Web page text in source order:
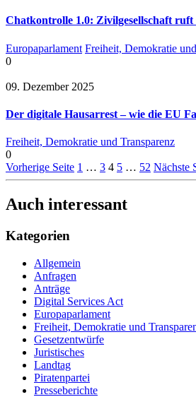
Chatkontrolle 1.0: Zivilgesellschaft ruft
Europaparlament Freiheit, Demokratie
0
09. Dezember 2025
Der digitale Hausarrest – wie die EU
Freiheit, Demokratie und Transparenz
0
Vorherige Seite 1 … 3 4 5 … 52 Nächste
Auch interessant
Kategorien
Allgemein
Anfragen
Anträge
Digital Services Act
Europaparlament
Freiheit, Demokratie und
Gesetzentwürfe
Juristisches
Landtag
Piratenpartei
Presseberichte